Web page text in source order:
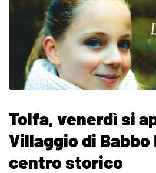
Tolfa, venerdì si
Villaggio di Babbo
centro storico